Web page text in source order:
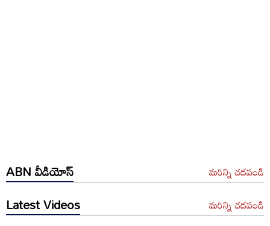
ABN వీడియోస్ మరిన్ని చదవండి
Latest Videos మరిన్ని చదవండి